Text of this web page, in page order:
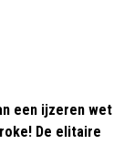
een ijzeren wet
De elitaire